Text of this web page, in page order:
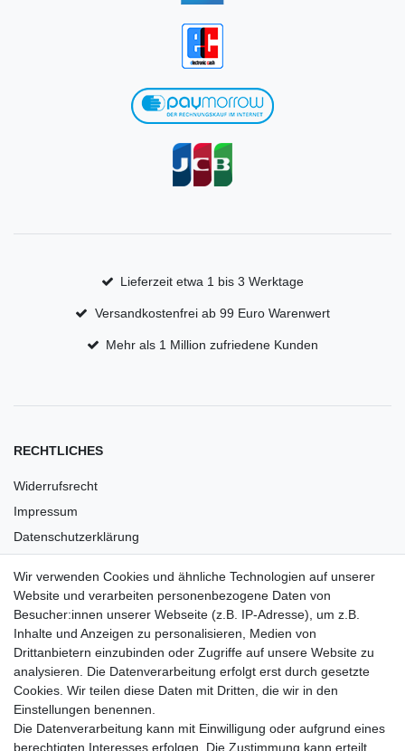
Lieferzeit etwa 1 bis 3 Werktage
Versandkostenfrei ab 99 Euro Warenwert
Mehr als 1 Million zufriedene Kunden
RECHTLICHES
Widerrufsrecht
Impressum
Datenschutzerklärung
Versandkosten
Barrierefreiheit
Anleitungen
Vertrag widerrufen
PARTNER
DHL
Wir verwenden Cookies und ähnliche Technologien auf unserer
Website und verarbeiten personenbezogene Daten von
Besucher:innen unserer Webseite (z.B. IP-Adresse), um z.B.
Inhalte und Anzeigen zu personalisieren, Medien von
Drittanbietern einzubinden oder Zugriffe auf unsere Website zu
analysieren. Die Datenverarbeitung erfolgt erst durch gesetzte
Cookies. Wir teilen diese Daten mit Dritten, die wir in den
Einstellungen benennen.
Die Datenverarbeitung kann mit Einwilligung oder aufgrund eines
berechtigten Interesses erfolgen. Die Zustimmung kann erteilt